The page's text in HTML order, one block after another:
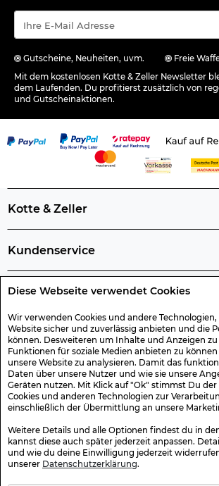
Diese Webseite verwendet Cookies
Wir verwenden Cookies und andere
Website sicher und zuverlässig anbieten und die
können. Desweiteren um Inhalte und Anzeigen zu
Funktionen für soziale Medien anbieten zu
unsere Website zu analysieren. Damit das
Daten über unsere Nutzer und wie sie unsere
Geräten nutzen. Mit Klick auf "Ok" stimmst Du
Cookies und anderen Technologien zur
einschließlich der Übermittlung an unsere
Weitere Details und alle Optionen findest du in
kannst diese auch später jederzeit anpassen.
und wie du deine Einwilligung jederzeit
unserer Datenschutzerklärung.
Gutscheine, Neuheiten, uvm. Freie
Mit dem kostenlosen Kotte & Zeller Newsletter
dem Laufenden. Du profitierst zusätzlich von
und Gutscheinaktionen.
Kotte & Zeller
Kundenservice
Rechtliche Artikelinfos
Geschenk-Gutscheine
Versand & Rücksendung
Sicher Einkaufen